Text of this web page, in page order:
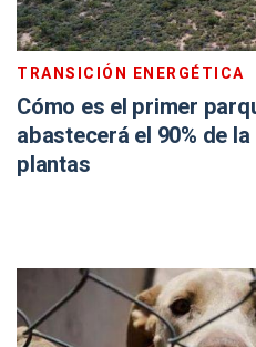
TRANSICIÓN ENERGÉTICA
Cómo es el primer
abastecerá el 90% de
plantas